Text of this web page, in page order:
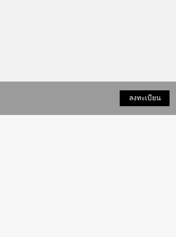
เพิ่มเข้ารถเข็นลงทะเบียน